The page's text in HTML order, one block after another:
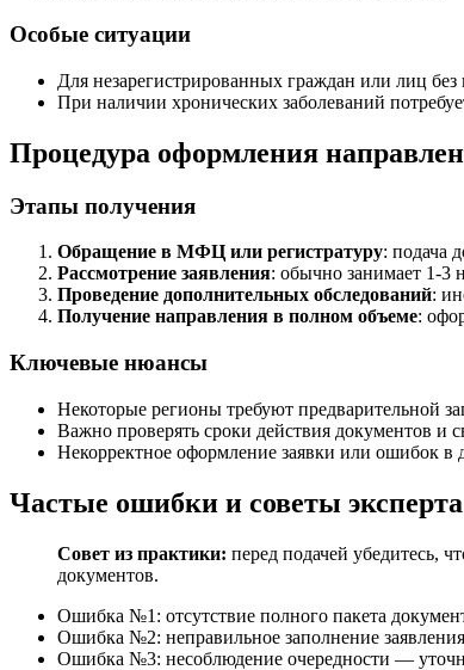
Особые ситуации
Для незарегистрированных граждан или лиц
При наличии хронических заболеваний
Процедура оформления
Этапы получения
Обращение в МФЦ или регистратуру: подача
Рассмотрение заявления: обычно занимает 1-3
Проведение дополнительных обследований:
Получение направления в полном объеме:
Ключевые нюансы
Некоторые регионы требуют предварительной
Важно проверять сроки действия документов и
Некорректное оформление заявки или ошибок в
Частые ошибки и советы эксперта
Совет из практики: перед подачей убедитесь,
документов.
Ошибка №1: отсутствие полного пакета
Ошибка №2: неправильное заполнение
Ошибка №3: несоблюдение очередности —